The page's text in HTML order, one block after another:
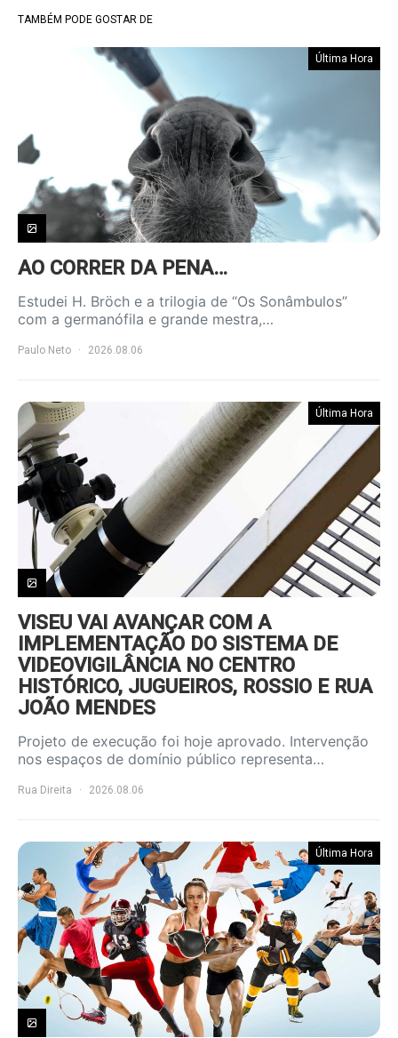
TAMBÉM PODE GOSTAR DE
Última Hora
AO CORRER DA PENA…
Estudei H. Bröch e a trilogia de “Os Sonâmbulos”
com a germanófila e grande mestra,…
Paulo Neto 2026.08.06
Última Hora
VISEU VAI AVANÇAR COM A
IMPLEMENTAÇÃO DO SISTEMA DE
VIDEOVIGILÂNCIA NO CENTRO
HISTÓRICO, JUGUEIROS, ROSSIO E RUA
JOÃO MENDES
Projeto de execução foi hoje aprovado. Intervenção
nos espaços de domínio público representa…
Rua Direita 2026.08.06
Última Hora